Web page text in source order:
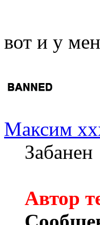
вот и у
Максим
Забанен
Автор